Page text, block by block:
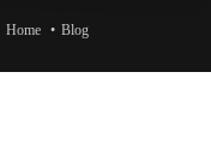
Home Blog